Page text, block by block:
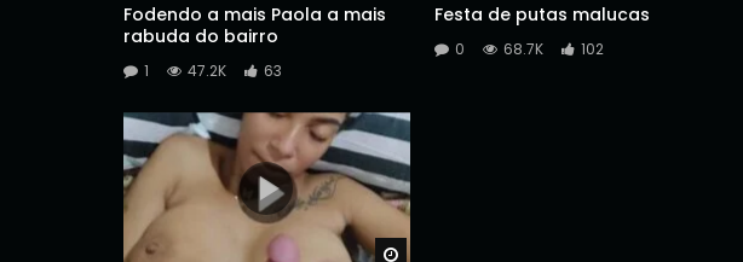
Fodendo a mais Paola a mais
rabuda do bairro
1 47.2K 63
Festa de putas malucas
0 68.7K 102